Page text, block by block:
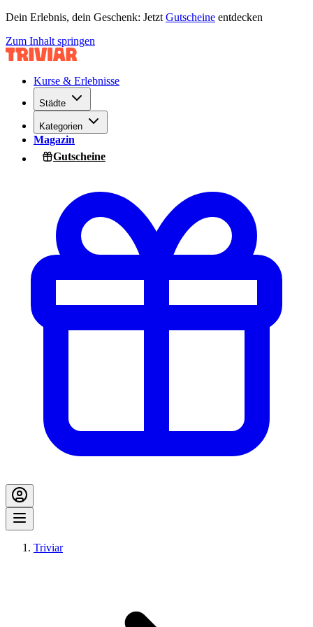
Dein Erlebnis, dein Geschenk: Jetzt Gutscheine entdecken
Zum Inhalt springen
Kurse & Erlebnisse
Städte
Kategorien
Magazin
Gutscheine
Triviar